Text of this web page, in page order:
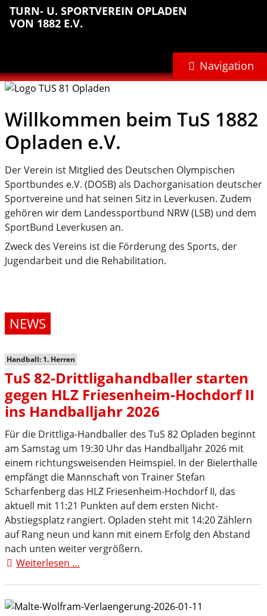
Sprungmarken
Inhalt
anspringen
Hauptnavigation
anspringen
Abteilungsnavigation
anspringen
Fußbereich
anspringen
TURN- U. SPORTVEREIN OPLADEN
VON 1882 E.V.
Navigation
Willkommen beim TuS 1882
Opladen e.V.
Der Verein ist Mitglied des Deutschen Olympischen
Sportbundes e.V. (DOSB) als Dachorganisation deutscher
Sportvereine und hat seinen Sitz in Leverkusen. Zudem
gehören wir dem Landessportbund NRW (LSB) und dem
SportBund Leverkusen an.
Zweck des Vereins ist die Förderung des Sports, der
Jugendarbeit und die Rehabilitation.
NEWS
Handball: 1. Herren
TuS 82-Drittligahandballer starten
gegen HLZ Friesenheim-Hochdorf II
ins Handballjahr 2026
Für die Drittliga-Handballer des TuS 82 Opladen beginnt
am Samstag um 19:30 Uhr das Handballjahr 2026 mit
einem richtungsweisenden Heimspiel. In der Bielerthalle
empfängt die Mannschaft von Trainer Stefan
Scharfenberg das HLZ Friesenheim-Hochdorf II, das
aktuell mit 11:21 Punkten auf dem ersten Nicht-
Abstiegsplatz rangiert. Opladen steht mit 14:20 Zählern
auf Rang neun und kann mit einem Erfolg den Abstand
nach unten weiter vergrößern.
Weiterlesen …
starten